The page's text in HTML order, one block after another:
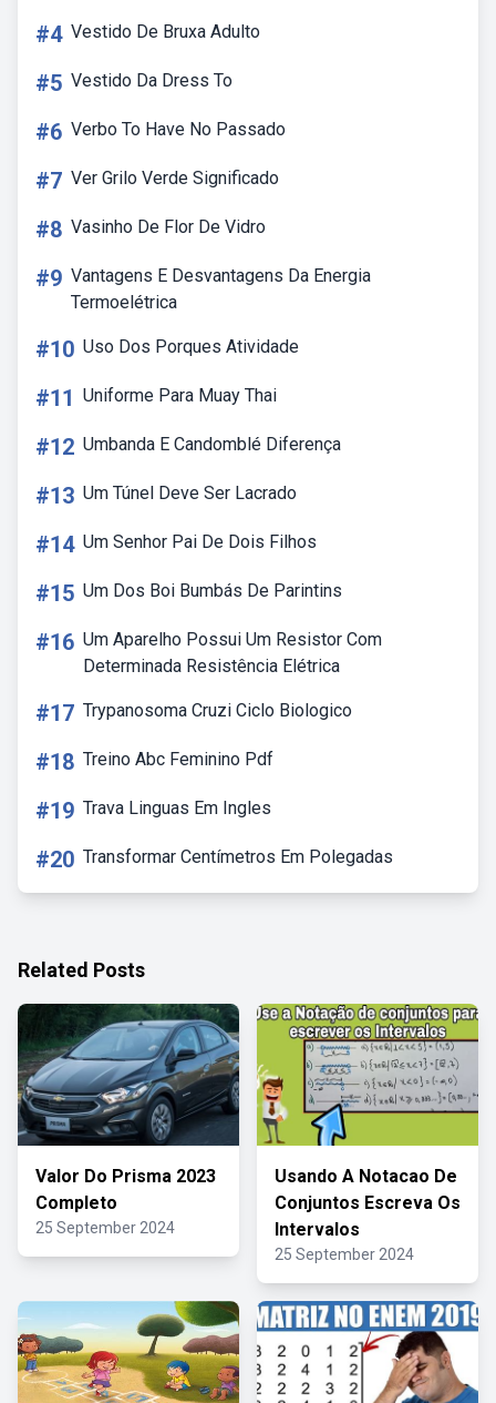
#4 Vestido De Bruxa Adulto
#5 Vestido Da Dress To
#6 Verbo To Have No Passado
#7 Ver Grilo Verde Significado
#8 Vasinho De Flor De Vidro
#9 Vantagens E Desvantagens Da Energia
Termoelétrica
#10 Uso Dos Porques Atividade
#11 Uniforme Para Muay Thai
#12 Umbanda E Candomblé Diferença
#13 Um Túnel Deve Ser Lacrado
#14 Um Senhor Pai De Dois Filhos
#15 Um Dos Boi Bumbás De Parintins
#16 Um Aparelho Possui Um Resistor Com
Determinada Resistência Elétrica
#17 Trypanosoma Cruzi Ciclo Biologico
#18 Treino Abc Feminino Pdf
#19 Trava Linguas Em Ingles
#20 Transformar Centímetros Em Polegadas
Related Posts
Valor Do Prisma 2023
Completo
25 September 2024
Usando A Notacao De
Conjuntos Escreva Os
Intervalos
25 September 2024